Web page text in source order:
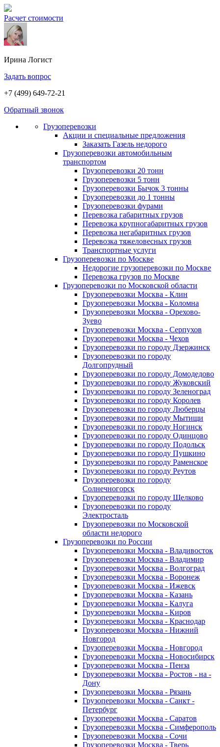
Расчет стоимости
Ирина Логист
Задать вопрос
+7 (499) 649-72-21
Обратный звонок
Грузоперевозки
Акции и специальные предложения
Заказать Газель недорого
Грузоперевозки автомобильным
транспортом
Грузоперевозки 20 тонн
Грузоперевозки 5 тонн
Грузоперевозки Бычок 3 тонны
Грузоперевозки до 1 тонны
Грузоперевозки фурами
Перевозка габаритных грузов
Перевозка крупногабаритных грузов
Перевозка негабаритных грузов
Перевозка тяжеловесных грузов
Транспортные услуги
Грузоперевозки по Москве
Недорогие грузоперевозки по Москве
Перевозка грузов по Москве
Грузоперевозки по Московской области
Грузоперевозки Москва - Клин
Грузоперевозки Москва - Коломна
Грузоперевозки Москва - Орехово-
Зуево
Грузоперевозки Москва - Серпухов
Грузоперевозки Москва - Чехов
Грузоперевозки по городу Дзержинск
Грузоперевозки по городу
Долгопрудный
Грузоперевозки по городу Домодедово
Грузоперевозки по городу Жуковский
Грузоперевозки по городу Зеленоград
Грузоперевозки по городу Королев
Грузоперевозки по городу Люберцы
Грузоперевозки по городу Мытищи
Грузоперевозки по городу Ногинск
Грузоперевозки по городу Одинцово
Грузоперевозки по городу Подольск
Грузоперевозки по городу Пушкино
Грузоперевозки по городу Раменское
Грузоперевозки по городу Реутов
Грузоперевозки по городу
Солнечногорск
Грузоперевозки по городу Щелково
Грузоперевозки по городу
Электросталь
Грузоперевозки по Московской
области недорого
Грузоперевозки по России
Грузоперевозки Москва - Владивосток
Грузоперевозки Москва - Владимир
Грузоперевозки Москва - Волгоград
Грузоперевозки Москва - Воронеж
Грузоперевозки Москва - Ижевск
Грузоперевозки Москва - Казань
Грузоперевозки Москва - Калуга
Грузоперевозки Москва - Киров
Грузоперевозки Москва - Краснодар
Грузоперевозки Москва - Нижний
Новгород
Грузоперевозки Москва - Новгород
Грузоперевозки Москва - Новосибирск
Грузоперевозки Москва - Пенза
Грузоперевозки Москва - Ростов - на -
Дону
Грузоперевозки Москва - Рязань
Грузоперевозки Москва - Санкт -
Петербург
Грузоперевозки Москва - Саратов
Грузоперевозки Москва - Симферополь
Грузоперевозки Москва - Сочи
Грузоперевозки Москва - Тверь